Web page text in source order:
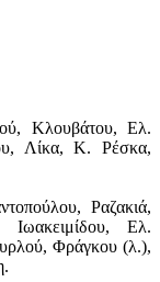
Κλουβάτου, Ελ.
Λίκα, Κ. Ρέσκα,
Ραζακιά,
Ελ.
Φράγκου (λ.),